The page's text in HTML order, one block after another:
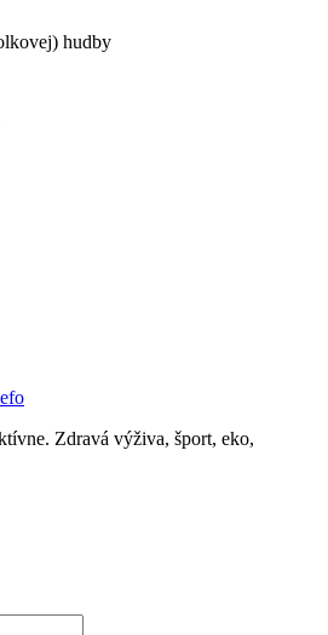
hudby
Zdravá výživa, šport, eko,